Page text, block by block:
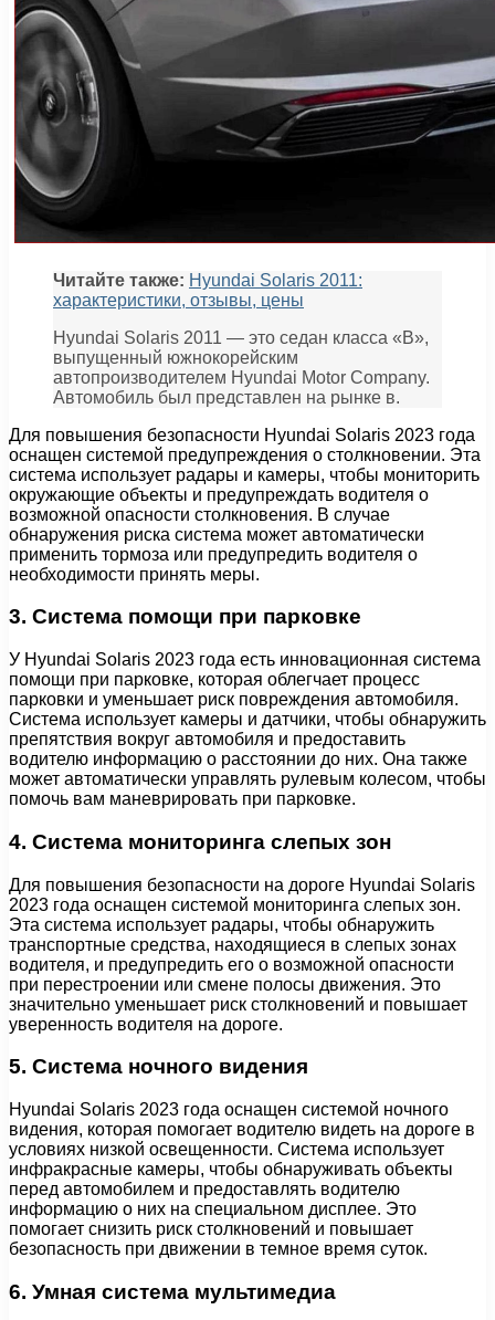
Читайте также: Hyundai Solaris 2011:
характеристики, отзывы, цены
Hyundai Solaris 2011 — это седан класса «В»,
выпущенный южнокорейским
автопроизводителем Hyundai Motor Company.
Автомобиль был представлен на рынке в.
Для повышения безопасности Hyundai Solaris 2023 года
оснащен системой предупреждения о столкновении. Эта
система использует радары и камеры, чтобы мониторить
окружающие объекты и предупреждать водителя о
возможной опасности столкновения. В случае
обнаружения риска система может автоматически
применить тормоза или предупредить водителя о
необходимости принять меры.
3. Система помощи при парковке
У Hyundai Solaris 2023 года есть инновационная система
помощи при парковке, которая облегчает процесс
парковки и уменьшает риск повреждения автомобиля.
Система использует камеры и датчики, чтобы обнаружить
препятствия вокруг автомобиля и предоставить
водителю информацию о расстоянии до них. Она также
может автоматически управлять рулевым колесом, чтобы
помочь вам маневрировать при парковке.
4. Система мониторинга слепых зон
Для повышения безопасности на дороге Hyundai Solaris
2023 года оснащен системой мониторинга слепых зон.
Эта система использует радары, чтобы обнаружить
транспортные средства, находящиеся в слепых зонах
водителя, и предупредить его о возможной опасности
при перестроении или смене полосы движения. Это
значительно уменьшает риск столкновений и повышает
уверенность водителя на дороге.
5. Система ночного видения
Hyundai Solaris 2023 года оснащен системой ночного
видения, которая помогает водителю видеть на дороге в
условиях низкой освещенности. Система использует
инфракрасные камеры, чтобы обнаруживать объекты
перед автомобилем и предоставлять водителю
информацию о них на специальном дисплее. Это
помогает снизить риск столкновений и повышает
безопасность при движении в темное время суток.
6. Умная система мультимедиа